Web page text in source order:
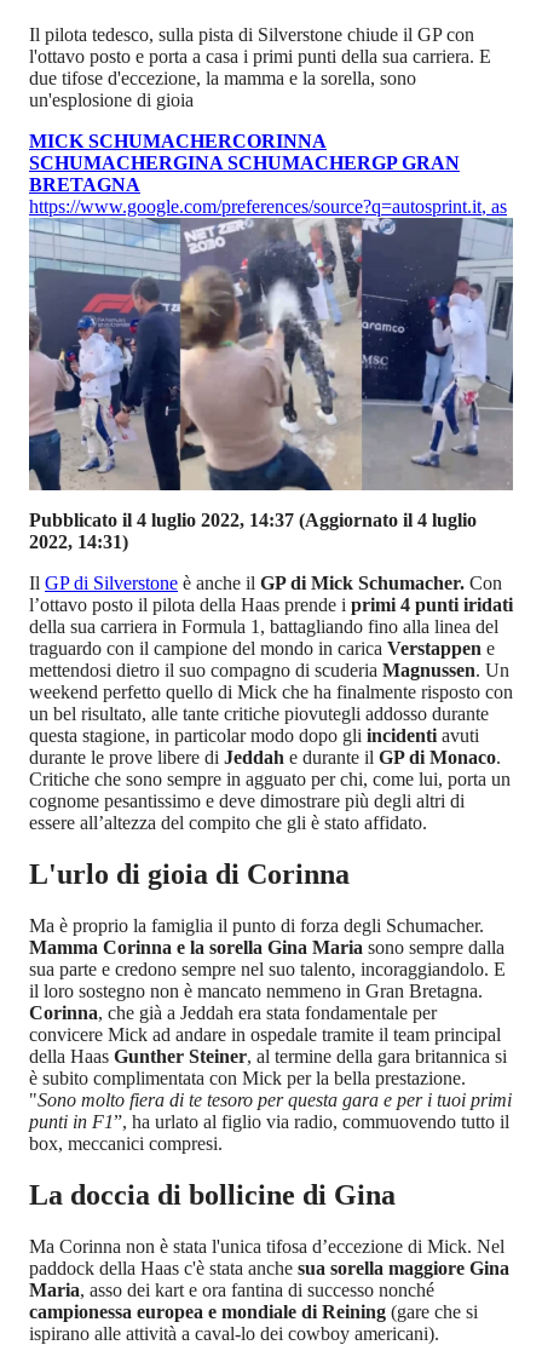
Il pilota tedesco, sulla pista di Silverstone chiude il GP con
l'ottavo posto e porta a casa i primi punti della sua carriera. E
due tifose d'eccezione, la mamma e la sorella, sono
un'esplosione di gioia
MICK SCHUMACHERCORINNA
SCHUMACHERGINA SCHUMACHERGP GRAN
BRETAGNA
https://www.google.com/preferences/source?q=autosprint.it, as
Pubblicato il 4 luglio 2022, 14:37 (Aggiornato il 4 luglio
2022, 14:31)
Il GP di Silverstone è anche il GP di Mick Schumacher. Con
l’ottavo posto il pilota della Haas prende i primi 4 punti iridati
della sua carriera in Formula 1, battagliando fino alla linea del
traguardo con il campione del mondo in carica Verstappen e
mettendosi dietro il suo compagno di scuderia Magnussen. Un
weekend perfetto quello di Mick che ha finalmente risposto con
un bel risultato, alle tante critiche piovutegli addosso durante
questa stagione, in particolar modo dopo gli incidenti avuti
durante le prove libere di Jeddah e durante il GP di Monaco.
Critiche che sono sempre in agguato per chi, come lui, porta un
cognome pesantissimo e deve dimostrare più degli altri di
essere all’altezza del compito che gli è stato affidato.
L'urlo di gioia di Corinna
Ma è proprio la famiglia il punto di forza degli Schumacher.
Mamma Corinna e la sorella Gina Maria sono sempre dalla
sua parte e credono sempre nel suo talento, incoraggiandolo. E
il loro sostegno non è mancato nemmeno in Gran Bretagna.
Corinna, che già a Jeddah era stata fondamentale per
convicere Mick ad andare in ospedale tramite il team principal
della Haas Gunther Steiner, al termine della gara britannica si
è subito complimentata con Mick per la bella prestazione.
"Sono molto fiera di te tesoro per questa gara e per i tuoi primi
punti in F1”, ha urlato al figlio via radio, commuovendo tutto il
box, meccanici compresi.
La doccia di bollicine di Gina
Ma Corinna non è stata l'unica tifosa d’eccezione di Mick. Nel
paddock della Haas c'è stata anche sua sorella maggiore Gina
Maria, asso dei kart e ora fantina di successo nonché
campionessa europea e mondiale di Reining (gare che si
ispirano alle attività a caval-lo dei cowboy americani).